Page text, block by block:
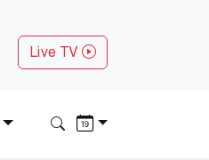
Live TV